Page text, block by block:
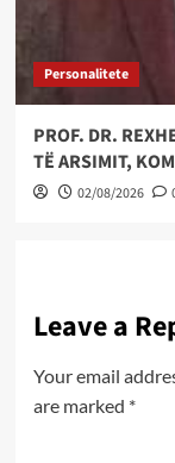
Personalitete
PROF. DR.
TË ARSIMIT,
02/08/2026
Leave a
Your email
are marked *